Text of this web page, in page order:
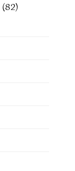
(82)